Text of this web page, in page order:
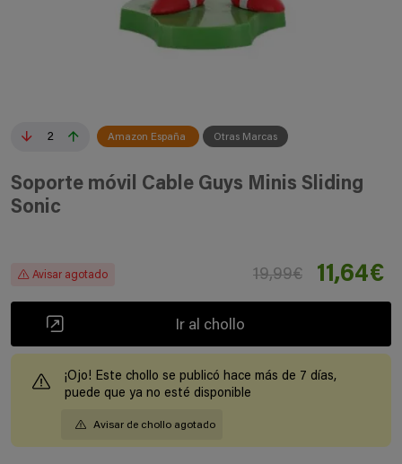
2 Amazon España Otras Marcas
Soporte móvil Cable Guys Minis Sliding
Sonic
Avisar agotado 19,99€ 11,64€
Ir al chollo
¡Ojo! Este chollo se publicó hace más de 7 días,
puede que ya no esté disponible
Avisar de chollo agotado